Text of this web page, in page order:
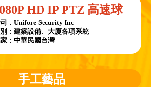
HD IP PTZ 高速球
: Unifore Security Inc
: 建築設備、大廈各項系統
家 : 中華民國台灣
手工藝品